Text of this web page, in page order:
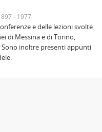
- 1977
e delle lezioni svolte
di Messina e di Torino,
inoltre presenti appunti